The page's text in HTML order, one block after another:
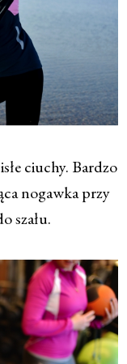
ciuchy. Bardzo
nogawka przy
szału.